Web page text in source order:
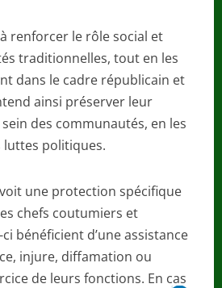
renforcer le rôle social et
traditionnelles, tout en les
dans le cadre républicain et
ainsi préserver leur
des communautés, en les
luttes politiques.
une protection spécifique
chefs coutumiers et
bénéficient d’une assistance
injure, diffamation ou
de leurs fonctions. En cas